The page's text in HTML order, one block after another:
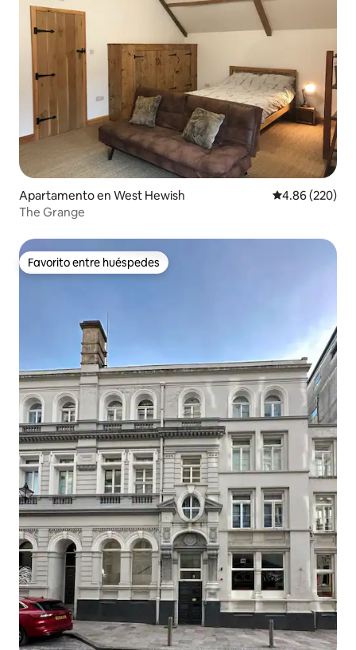
Apartamento en West Hewish Calificación
4.86 (220)
The Grange
Favorito entre huéspedes
Favorito entre huéspedes